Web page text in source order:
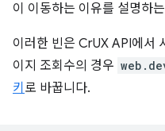
이 이동하는 이유를 설명하
이러한 빈은 CrUX API에서
이지 조회수의 경우
키 로 바꿉니다.